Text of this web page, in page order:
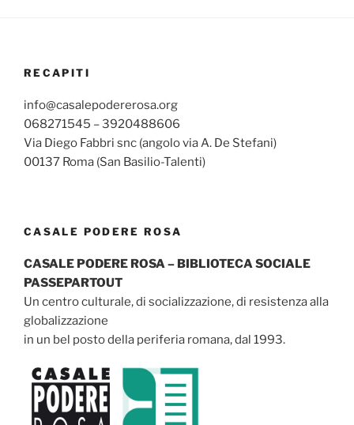
RECAPITI
info@casalepodererosa.org
068271545 – 3920488606
Via Diego Fabbri snc (angolo via A. De Stefani)
00137 Roma (San Basilio-Talenti)
CASALE PODERE ROSA
CASALE PODERE ROSA – BIBLIOTECA SOCIALE
PASSEPARTOUT
Un centro culturale, di socializzazione, di resistenza alla
globalizzazione
in un bel posto della periferia romana, dal 1993.